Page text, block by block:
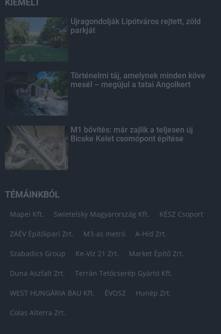
KIEMELT
Újragondolják Lipótváros rejtett, zöld
parkját
Történelmi táj, amelynek minden köve
mesél – megújul a tatai Angolkert
M1 bővítés: már zajlik a teljesen új
Bicske Kelet csomópont építése
TÉMÁINKBÓL
Mapei Kft. Swietelsky Magyarország Kft. KÉSZ Csoport
ZÁÉV Építőipari Zrt. M3-as metró A-Híd Zrt.
Szabadics Group Ke-Víz 21 Zrt. Market Építő Zrt.
Duna Aszfalt Zrt. Terrán Tetőcserép Gyártó Kft.
WEST HUNGÁRIA BAU Kft. ÉVOSZ Hunép Zrt.
Colas Alterra Zrt.